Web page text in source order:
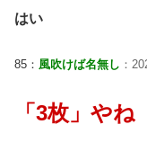
はい
85： 風吹けば名無し ：
「3枚」やね